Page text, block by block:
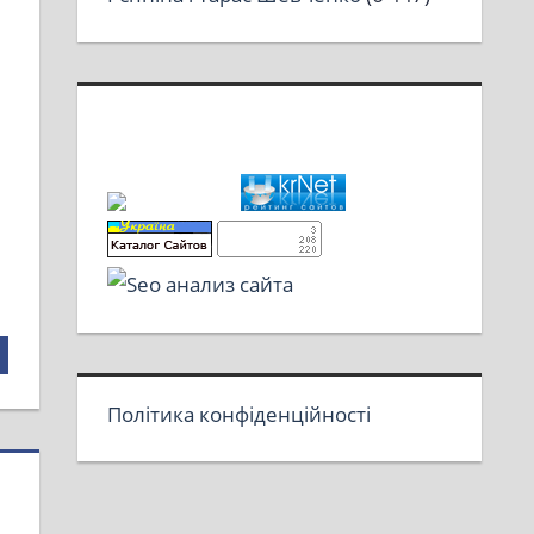
Політика конфіденційності